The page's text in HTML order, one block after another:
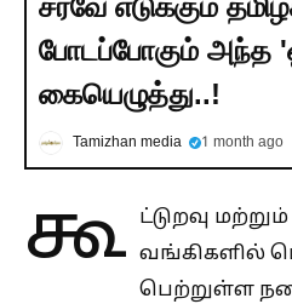
சர்வே எடுக்கும்
போடப்போகும் அந்த
கையெழுத்து..!
Tamizhan media 1 month ago
கூ ட்டுறவு
வங்கிகளில்
பெற்றுள்ள